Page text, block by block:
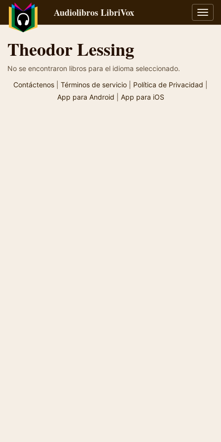
Audiolibros LibriVox
Theodor Lessing
No se encontraron libros para el idioma seleccionado.
Contáctenos
Términos de servicio Política de Privacidad
App para Android
App para iOS